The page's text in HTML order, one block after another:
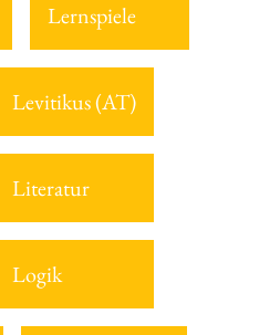
Lernspiele
Levitikus (AT)
Literatur
Logik